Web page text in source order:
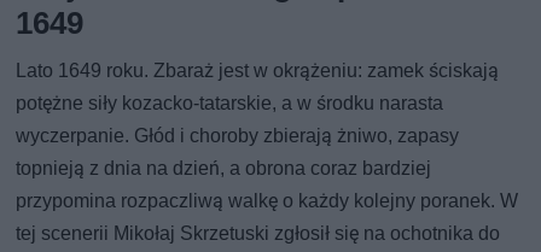
1649
Lato 1649 roku. Zbaraż jest w okrążeniu: zamek ściskają
potężne siły kozacko-tatarskie, a w środku narasta
wyczerpanie. Głód i choroby zbierają żniwo, zapasy
topnieją z dnia na dzień, a obrona coraz bardziej
przypomina rozpaczliwą walkę o każdy kolejny poranek. W
tej scenerii Mikołaj Skrzetuski zgłosił się na ochotnika do